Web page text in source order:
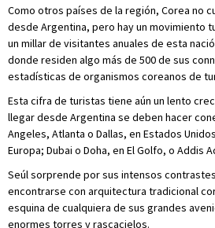
Como otros países de la región, Corea no
desde Argentina, pero hay un movimiento
un millar de visitantes anuales de esta
donde residen algo más de 500 de sus
estadísticas de organismos coreanos de
Esta cifra de turistas tiene aún un lento
llegar desde Argentina se deben hacer
Angeles, Atlanta o Dallas, en Estados
Europa; Dubai o Doha, en El Golfo, o Addis
Seúl sorprende por sus intensos
encontrarse con arquitectura tradicional
esquina de cualquiera de sus grandes
enormes torres y rascacielos.